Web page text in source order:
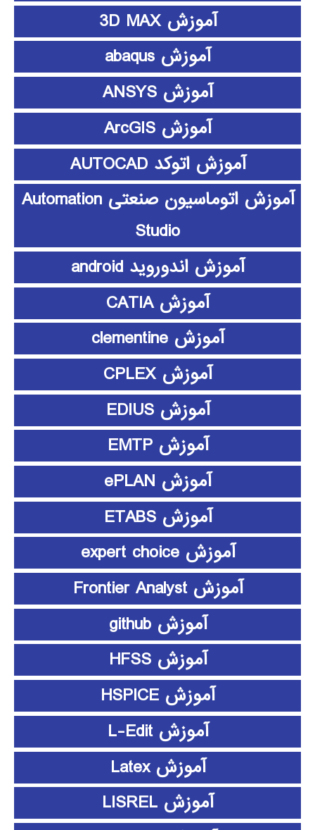
آموزش 3D MAX
آموزش abaqus
آموزش ANSYS
آموزش ArcGIS
آموزش اتوکد AUTOCAD
آموزش اتوماسیون صنعتی Automation
Studio
آموزش اندوروید android
آموزش CATIA
آموزش clementine
آموزش CPLEX
آموزش EDIUS
آموزش EMTP
آموزش ePLAN
آموزش ETABS
آموزش expert choice
آموزش Frontier Analyst
آموزش github
آموزش HFSS
آموزش HSPICE
آموزش L-Edit
آموزش Latex
آموزش LISREL